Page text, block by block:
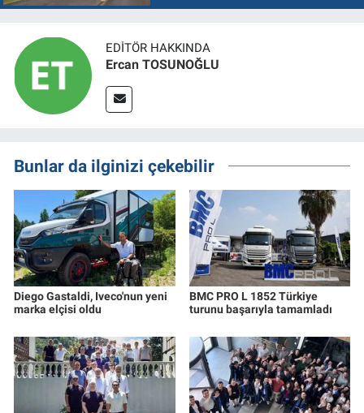
EDITÖR HAKKINDA
Ercan TOSUNOĞLU
Bunlar da ilginizi çekebilir
Diego Gastaldi, Iveco'nun yeni
marka elçisi oldu
BMC PRO L 1852 Türkiye
turunu başarıyla tamamladı